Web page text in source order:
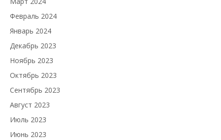
Февраль 2024
Январь 2024
Декабрь 2023
Ноябрь 2023
Октябрь 2023
Сентябрь 2023
Август 2023
Июль 2023
Июнь 2023